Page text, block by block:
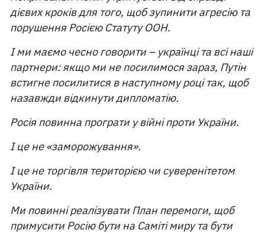
дієвих кроків для того, щоб зупинити агресію та
порушення Росією Статуту ООН.
І ми маємо чесно говорити – українці та всі наші
партнери: якщо ми не посилимося зараз, Путін
встигне посилитися в наступному році так, щоб
назавжди відкинути дипломатію.
Росія повинна програти у війні проти України.
І це не «заморожування».
І це не торгівля територією чи суверенітетом
України.
Ми повинні реалізувати План перемоги, щоб
примусити Росію бути на Саміті миру та бути